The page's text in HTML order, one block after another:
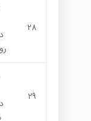
28
29